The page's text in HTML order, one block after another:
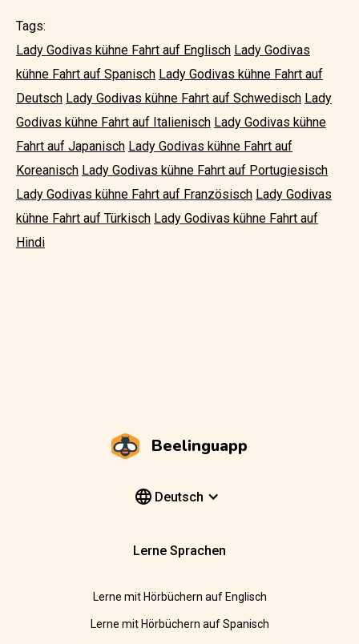
Tags:
Lady Godivas kühne Fahrt auf Englisch Lady Godivas
kühne Fahrt auf Spanisch Lady Godivas kühne Fahrt auf
Deutsch Lady Godivas kühne Fahrt auf Schwedisch Lady
Godivas kühne Fahrt auf Italienisch Lady Godivas kühne
Fahrt auf Japanisch Lady Godivas kühne Fahrt auf
Koreanisch Lady Godivas kühne Fahrt auf Portugiesisch
Lady Godivas kühne Fahrt auf Französisch Lady Godivas
kühne Fahrt auf Türkisch Lady Godivas kühne Fahrt auf
Hindi
Beelinguapp
Deutsch
Lerne Sprachen
Lerne mit Hörbüchern auf Englisch
Lerne mit Hörbüchern auf Spanisch